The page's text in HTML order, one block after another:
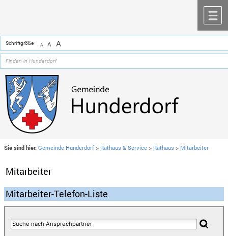
Schriftgröße A A A
Sie sind hier: Gemeinde Hunderdorf > Rathaus & Service > Rathaus > Mitarbeiter
Mitarbeiter
Mitarbeiter-Telefon-Liste